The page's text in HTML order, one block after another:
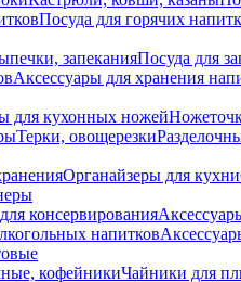
Посуда для горячих
запеканияПосуда для
Аксессуары для хранения
для кухонных ножей
Терки, овощерезки
Органайзеры для кухни
консервирования
напитков
кофейникиЧайники для